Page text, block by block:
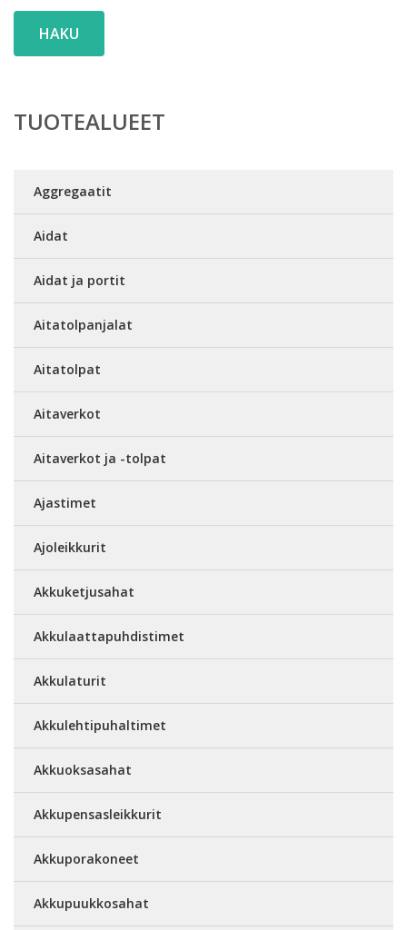
HAKU
TUOTEALUEET
Aggregaatit
Aidat
Aidat ja portit
Aitatolpanjalat
Aitatolpat
Aitaverkot
Aitaverkot ja -tolpat
Ajastimet
Ajoleikkurit
Akkuketjusahat
Akkulaattapuhdistimet
Akkulaturit
Akkulehtipuhaltimet
Akkuoksasahat
Akkupensasleikkurit
Akkuporakoneet
Akkupuukkosahat